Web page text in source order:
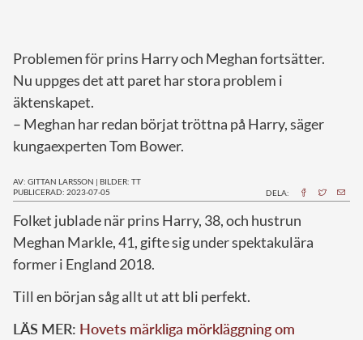
Problemen för prins Harry och Meghan fortsätter.
Nu uppges det att paret har stora problem i
äktenskapet.
– Meghan har redan börjat tröttna på Harry, säger
kungaexperten Tom Bower.
AV: GITTAN LARSSON | BILDER: TT
PUBLICERAD: 2023-07-05
DELA:
Folket jublade när prins Harry, 38, och hustrun
Meghan Markle, 41, gifte sig under spektakulära
former i England 2018.
Till en början såg allt ut att bli perfekt.
LÄS MER: Hovets märkliga mörkläggning om